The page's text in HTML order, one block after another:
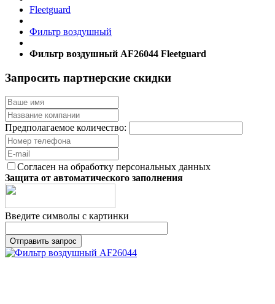
Fleetguard
Фильтр воздушный
Фильтр воздушный AF26044 Fleetguard
Запросить партнерские скидки
Предполагаемое количество:
Согласен на обработку персональных данных
Защита от автоматического заполнения
Введите символы с картинки